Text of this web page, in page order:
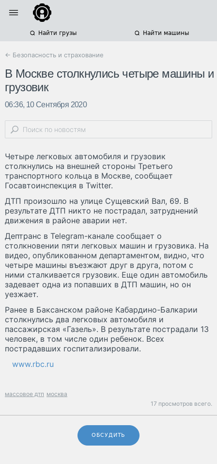
Найти грузы Найти машины
← Безопасность и страхование
В Москве столкнулись четыре машины и
грузовик
06:36, 10 Сентября 2020
Четыре легковых автомобиля и грузовик
столкнулись на внешней стороны Третьего
транспортного кольца в Москве, сообщает
Госавтоинспекция в Twitter.
ДТП произошло на улице Сущевский Вал, 69. В
результате ДТП никто не пострадал, затруднений
движения в районе аварии нет.
Дептранс в Telegram-канале сообщает о
столкновении пяти легковых машин и грузовика. На
видео, опубликованном департаментом, видно, что
четыре машины въезжают друг в друга, потом с
ними сталкивается грузовик. Еще один автомобиль
задевает одна из попавших в ДТП машин, но он
уезжает.
Ранее в Баксанском районе Кабардино-Балкарии
столкнулись два легковых автомобиля и
пассажирская «Газель». В результате пострадали 13
человек, в том числе один ребенок. Всех
пострадавших госпитализировали.
www.rbc.ru
массовое дтп москва
17 просмотров всего.
ОБСУДИТЬ